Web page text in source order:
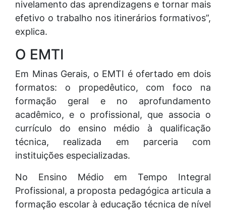
nivelamento das aprendizagens e tornar mais
efetivo o trabalho nos itinerários formativos”,
explica.
O EMTI
Em Minas Gerais, o EMTI é ofertado em dois
formatos: o propedêutico, com foco na
formação geral e no aprofundamento
acadêmico, e o profissional, que associa o
currículo do ensino médio à qualificação
técnica, realizada em parceria com
instituições especializadas.
No Ensino Médio em Tempo Integral
Profissional, a proposta pedagógica articula a
formação escolar à educação técnica de nível